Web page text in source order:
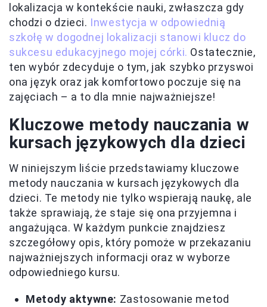
lokalizacja w kontekście nauki, zwłaszcza gdy
chodzi o dzieci. Inwestycja w odpowiednią
szkołę w dogodnej lokalizacji stanowi klucz do
sukcesu edukacyjnego mojej córki. Ostatecznie,
ten wybór zdecyduje o tym, jak szybko przyswoi
ona język oraz jak komfortowo poczuje się na
zajęciach – a to dla mnie najważniejsze!
Kluczowe metody nauczania w
kursach językowych dla dzieci
W niniejszym liście przedstawiamy kluczowe
metody nauczania w kursach językowych dla
dzieci. Te metody nie tylko wspierają naukę, ale
także sprawiają, że staje się ona przyjemna i
angażująca. W każdym punkcie znajdziesz
szczegółowy opis, który pomoże w przekazaniu
najważniejszych informacji oraz w wyborze
odpowiedniego kursu.
Metody aktywne: Zastosowanie metod